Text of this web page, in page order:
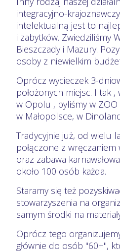
integracyjno-
intelektualną jest to
i zabytków. Zwiedziliśmy
Bieszczady i Mazury.
osoby z niewielkim
Oprócz wycieczek 3-
położonych miejsc. I tak
w Opolu , byliśmy w ZOO
w Małopolsce, w
Tradycyjnie już, od wielu
połączone z
oraz zabawa
około 100 osób każda.
Staramy się też
stowarzyszenia na
samym środki na
Oprócz tego
głównie do osób "60+",